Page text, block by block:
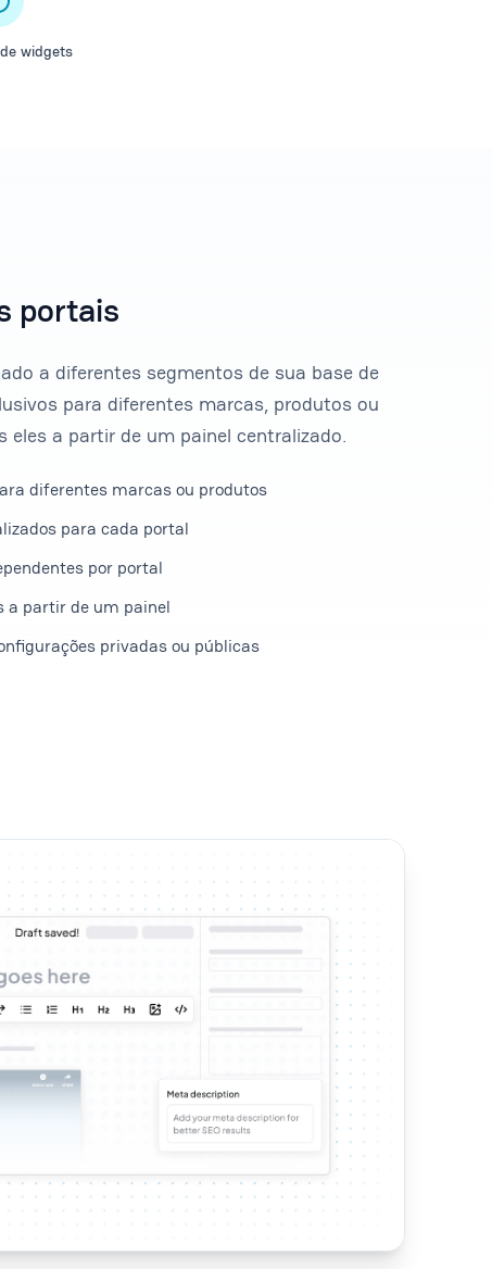
widgets
portais
a diferentes segmentos de sua base de
para diferentes marcas, produtos ou
eles a partir de um painel centralizado.
diferentes marcas ou produtos
para cada portal
por portal
a partir de um painel
privadas ou públicas